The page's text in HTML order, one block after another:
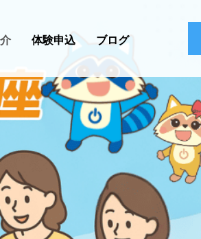
体験申込 ブログ